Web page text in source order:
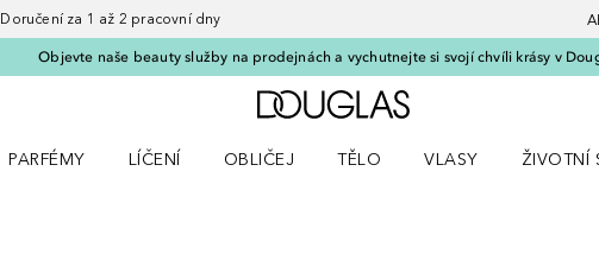
za 1 až 2 pracovní dny
Objevte naše beauty služby na prodejnách a vychutnejte si svojí chvíli krásy v
Domů
PARFÉMY
LÍČENÍ
OBLIČEJ
TĚLO
VLASY
ŽIVOTNÍ